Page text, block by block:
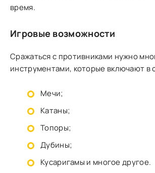
время.
Игровые возможности
Сражаться с противниками нужно
инструментами, которые включают в
Мечи;
Катаны;
Топоры;
Дубины;
Кусаригамы и многое другое.